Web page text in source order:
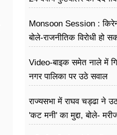
Monsoon Session :
बोले-राजनीतिक विरोधी
Video-बाइक समेत नाले में
नगर पालिका पर उठे सवाल
राज्यसभा में राघव चड्ढा ने
'कट मनी' का मुद्दा, बोले-